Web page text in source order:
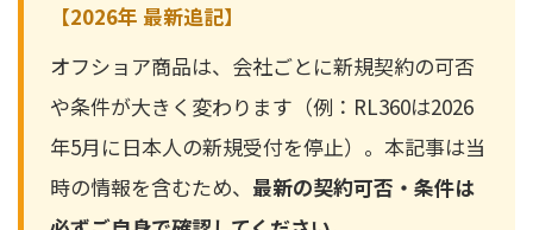
【2026年 最新追記】
オフショア商品は、会社ごとに新規契約の可否
や条件が大きく変わります（例：RL360は2026
年5月に日本人の新規受付を停止）。本記事は当
時の情報を含むため、 最新の契約可否・条件は